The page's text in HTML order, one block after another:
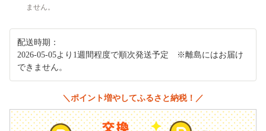
ません。
配送時期：
2026-05-05より1週間程度で順次発送予定 ※離島にはお届け
できません。
＼ポイント増やしてふるさと納税！／